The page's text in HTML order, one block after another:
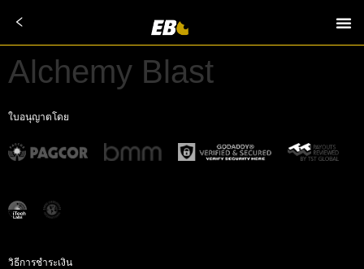
Alchemy Blast
ใบอนุญาตโดย
วิธีการชำระเงิน